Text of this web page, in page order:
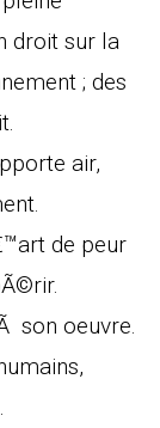
droit sur la
; des
air,
de peur
son oeuvre.